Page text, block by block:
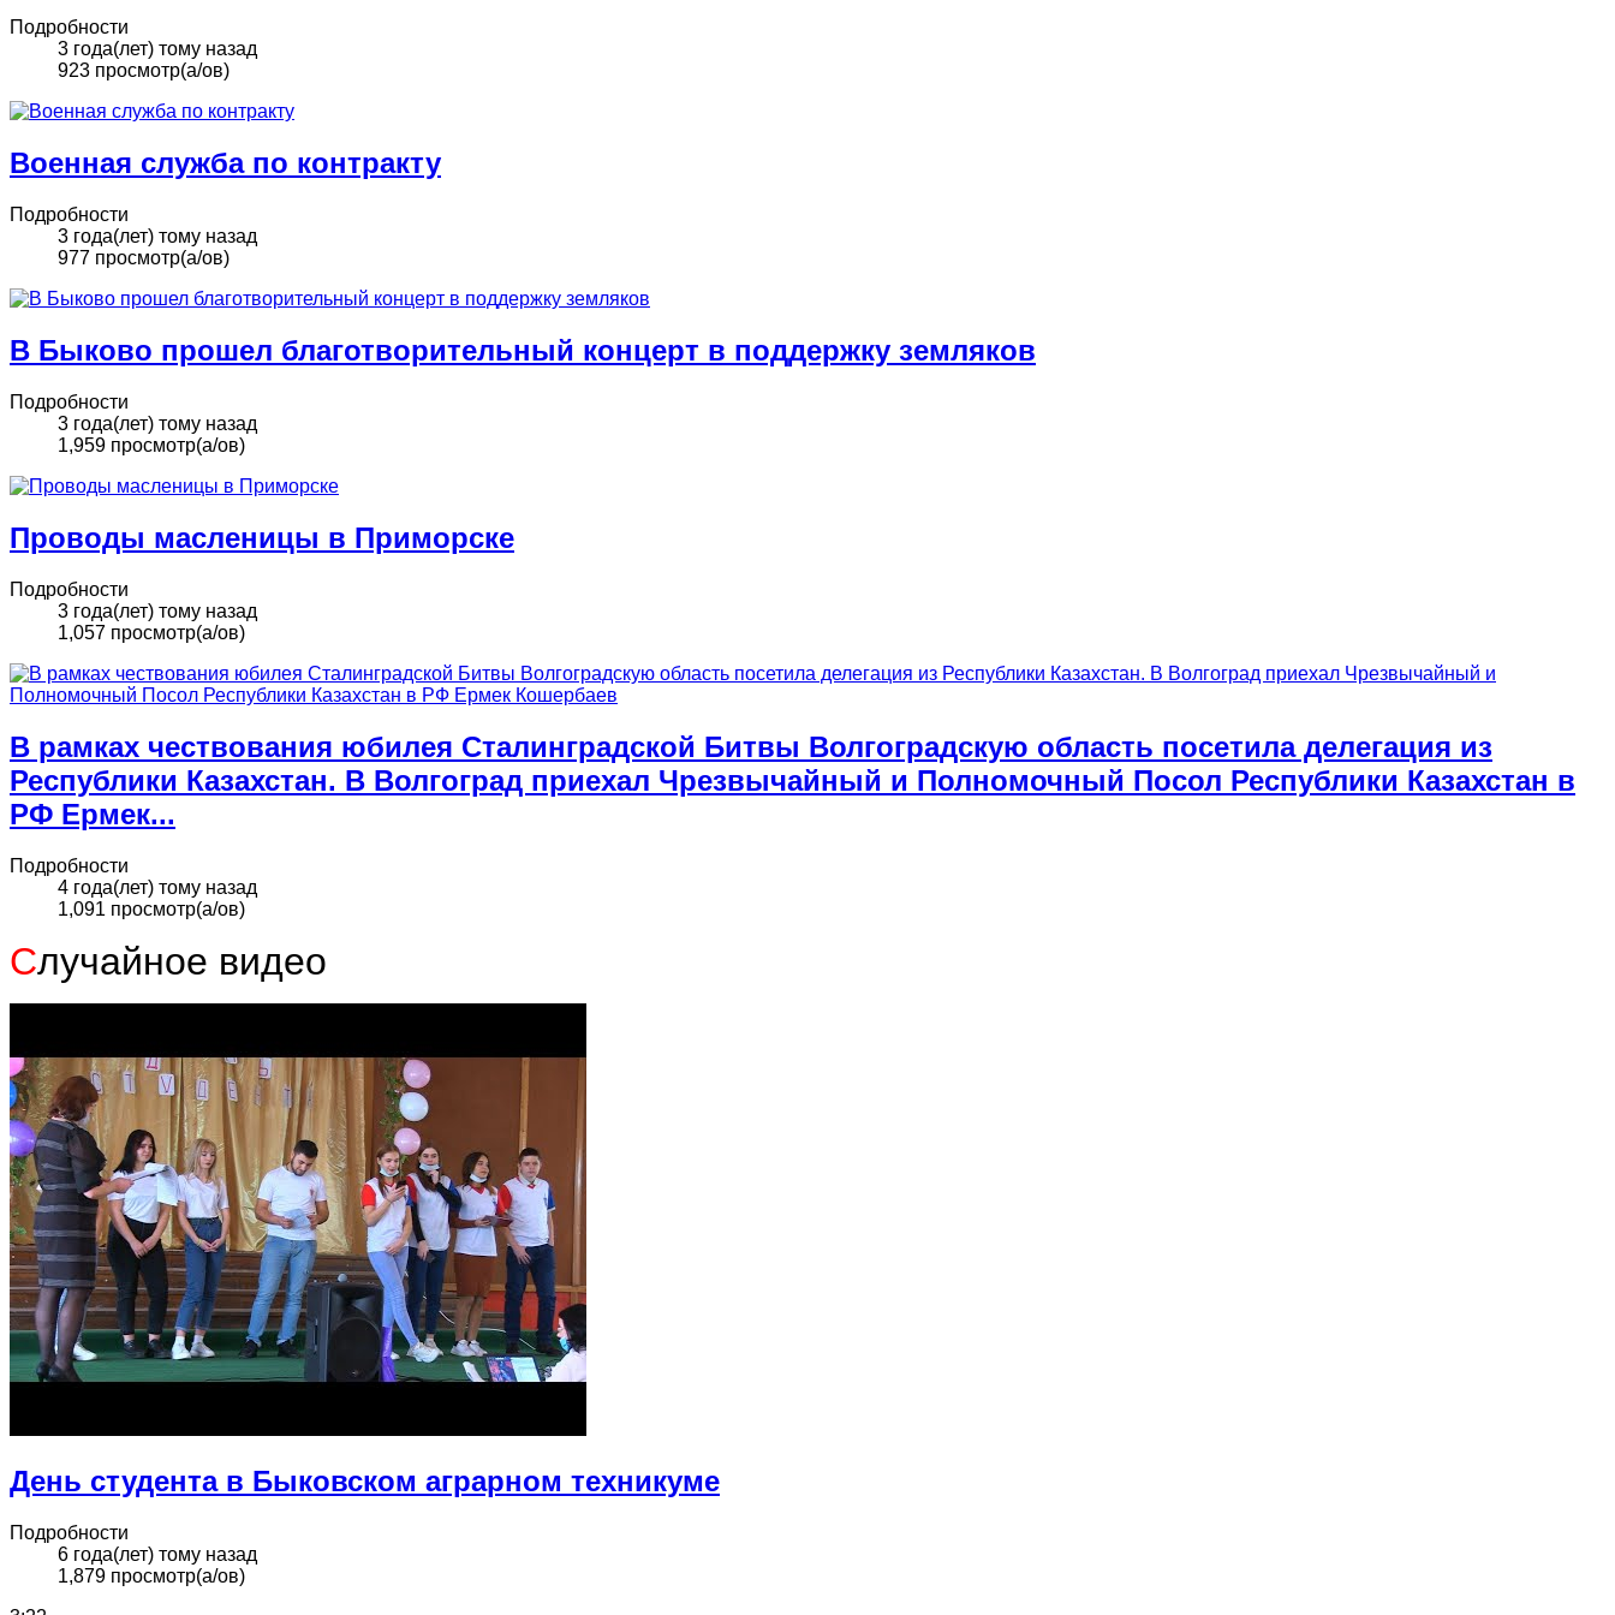
Подробности
3 года(лет) тому назад
923 просмотр(а/ов)
Военная служба по контракту
Подробности
3 года(лет) тому назад
977 просмотр(а/ов)
В Быково прошел благотворительный концерт в поддержку земляков
Подробности
3 года(лет) тому назад
1,959 просмотр(а/ов)
Проводы масленицы в Приморске
Подробности
3 года(лет) тому назад
1,057 просмотр(а/ов)
В рамках чествования юбилея Сталинградской Битвы Волгоградскую область посетила делегация из
Республики Казахстан. В Волгоград приехал Чрезвычайный и Полномочный Посол Республики Казахстан в
РФ Ермек...
Подробности
4 года(лет) тому назад
1,091 просмотр(а/ов)
Случайное видео
День студента в Быковском аграрном техникуме
Подробности
6 года(лет) тому назад
1,879 просмотр(а/ов)